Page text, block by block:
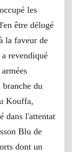
les
être délogé
la faveur de
revendiqué
du
Kouffa,
dans l'attentat
Blu de
dont un